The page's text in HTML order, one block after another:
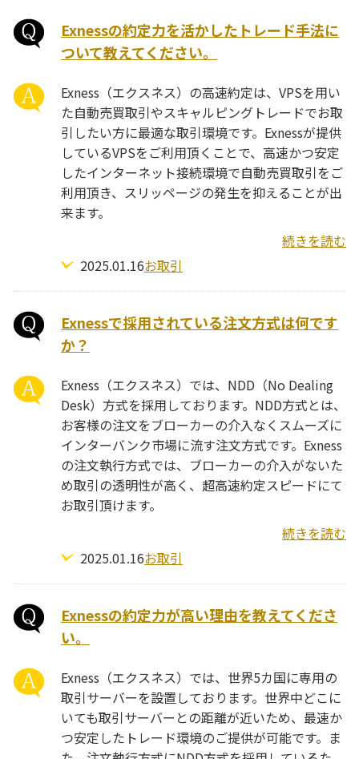
Exnessの約定力を活かしたトレード手法に
ついて教えてください。
Exness（エクスネス）の高速約定は、VPSを用い
た自動売買取引やスキャルピングトレードでお取
引したい方に最適な取引環境です。Exnessが提供
しているVPSをご利用頂くことで、高速かつ安定
したインターネット接続環境で自動売買取引をご
利用頂き、スリッページの発生を抑えることが出
来ます。
続きを読む
2025.01.16お取引
Exnessで採用されている注文方式は何です
か？
Exness（エクスネス）では、NDD（No Dealing
Desk）方式を採用しております。NDD方式とは、
お客様の注文をブローカーの介入なくスムーズに
インターバンク市場に流す注文方式です。Exness
の注文執行方式では、ブローカーの介入がないた
め取引の透明性が高く、超高速約定スピードにて
お取引頂けます。
続きを読む
2025.01.16お取引
Exnessの約定力が高い理由を教えてくださ
い。
Exness（エクスネス）では、世界5カ国に専用の
取引サーバーを設置しております。世界中どこに
いても取引サーバーとの距離が近いため、最速か
つ安定したトレード環境のご提供が可能です。ま